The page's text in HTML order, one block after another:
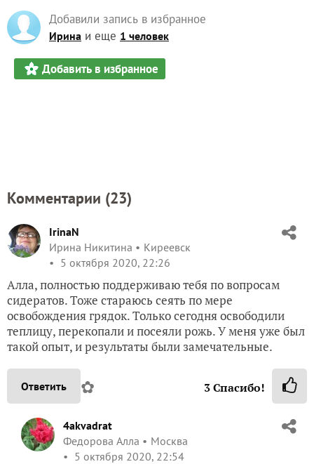
Добавили запись в избранное
Ирина и еще 1 человек
Добавить в избранное
Комментарии (23)
IrinaN
Ирина Никитина
Киреевск
5 октября 2020, 22:26
Алла, полностью поддерживаю тебя по вопросам
сидератов. Тоже стараюсь сеять по мере
освобождения грядок. Только сегодня освободили
теплицу, перекопали и посеяли рожь. У меня уже был
такой опыт, и результаты были замечательные.
Ответить ✿ 3Спасибо!
4akvadrat
Федорова Алла
Москва
5 октября 2020, 22:54